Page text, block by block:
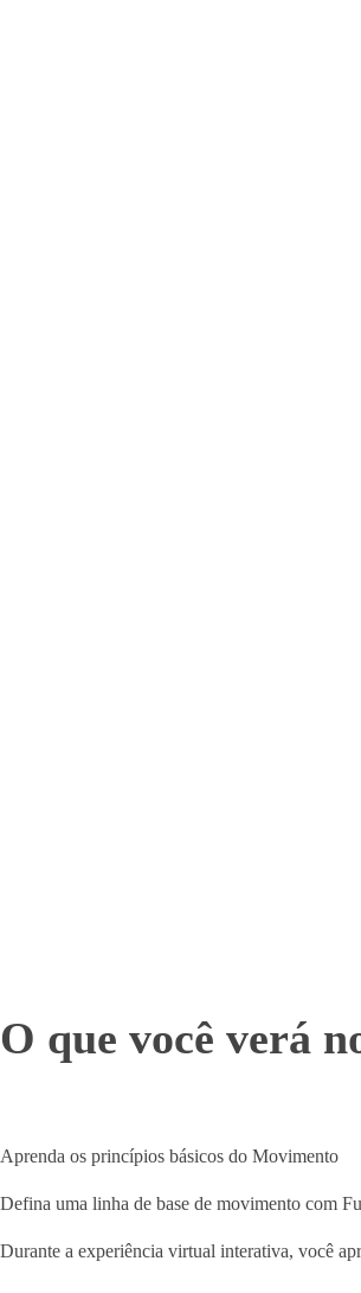
O que você verá
Aprenda os princípios básicos do Movimento
Defina uma linha de base de movimento com
Durante a experiência virtual interativa, você